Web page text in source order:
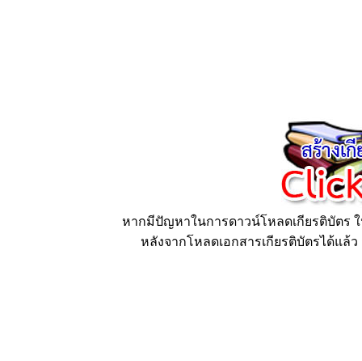
หากมีปัญหาในการดาวน์โหลดเกียรติบัตร
หลังจากโหลดเอกสารเกียรติบัตรได้แล้